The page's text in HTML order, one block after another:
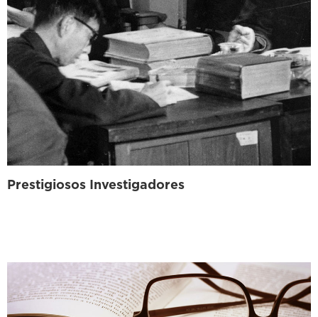
Prestigiosos Investigadores